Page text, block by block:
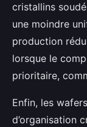
cristallins
une moindre
production
lorsque le
prioritaire,
Enfin, les
d’organisation